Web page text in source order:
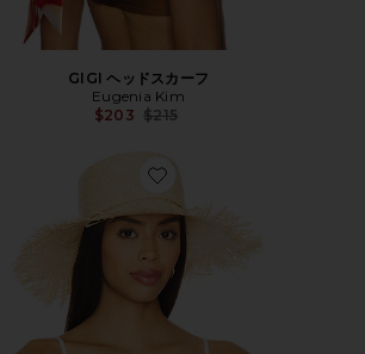
GIGI ヘッドスカーフ
Eugenia Kim
$203 Previous price:
$215
Favorite JONAH バケットハット